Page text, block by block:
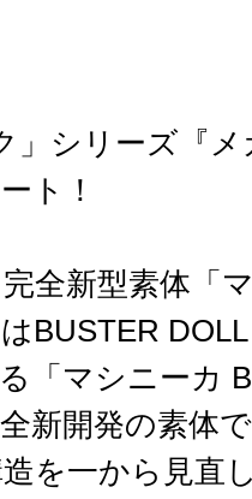
」シリーズ『
ト！
全新型素体「
BUSTER
「マシニーカ
新開発の素体
を一から見直